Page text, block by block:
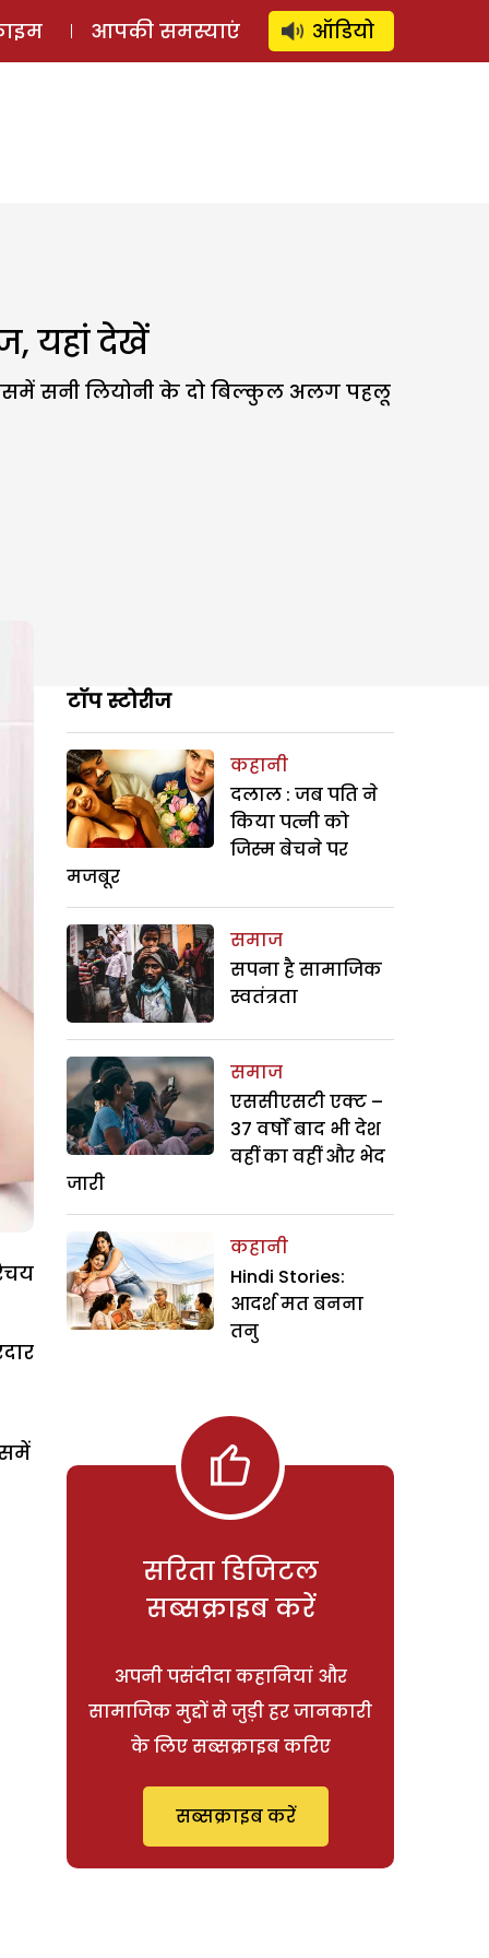
लॉग इन ⚲ SUBSCRIBE
आपकी समस्याएं ऑडियो
यहां देखें
सनी लियोनी के दो बिल्कुल अलग पहलू
टॉप स्टोरीज
कहानी
दलाल : जब पति ने
किया पत्नी को
जिस्म बेचने पर
मजबूर
समाज
सपना है सामाजिक
स्वतंत्रता
समाज
एससीएसटी एक्ट –
37 वर्षों बाद भी देश
वहीं का वहीं और भेद
जारी
कहानी
Hindi Stories:
आदर्श मत बनना
तनु
सरिता डिजिटल
सब्सक्राइब करें
अपनी पसंदीदा कहानियां और
सामाजिक मुद्दों से जुड़ी हर जानकारी
के लिए सब्सक्राइब करिए
सब्सक्राइब करें